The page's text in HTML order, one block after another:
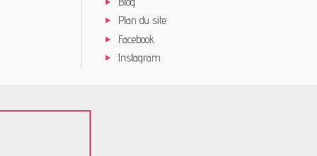
Plan du site
Facebook
Instagram